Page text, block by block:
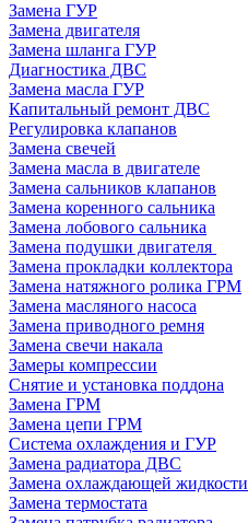
Замена ГУР
Замена двигателя
Замена шланга ГУР
Диагностика ДВС
Замена масла ГУР
Капитальный ремонт ДВС
Регулировка клапанов
Замена свечей
Замена масла в двигателе
Замена сальников клапанов
Замена коренного сальника
Замена лобового сальника
Замена подушки двигателя
Замена прокладки коллектора
Замена натяжного ролика ГРМ
Замена масляного насоса
Замена приводного ремня
Замена свечи накала
Замеры компрессии
Снятие и установка поддона
Замена ГРМ
Замена цепи ГРМ
Система охлаждения и ГУР
Замена радиатора ДВС
Замена охлаждающей жидкости
Замена термостата